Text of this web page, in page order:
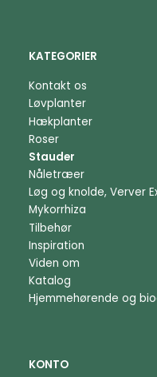
KATEGORIER
Kontakt os
Løvplanter
Hækplanter
Roser
Stauder
Nåletræer
Løg og knolde, Verver
Mykorrhiza
Tilbehør
Inspiration
Viden om
Katalog
Hjemmehørende og
KONTO